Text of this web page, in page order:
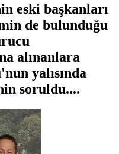
eski başkanları
de bulunduğu
alınanlara
yalısında
soruldu....